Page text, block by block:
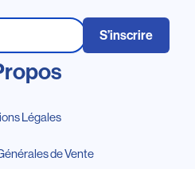
S’inscrire
Légales
de Vente